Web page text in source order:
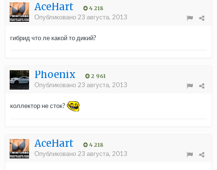
AceHart 4 218
Опубликовано 23 августа, 2013
гибрид что ле какой то дикий?
Phoenix 2 961
Опубликовано 23 августа, 2013
коллектор не сток?
AceHart 4 218
Опубликовано 23 августа, 2013